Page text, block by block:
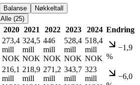
Balanse
Nøkkeltall
Alle (25)
2020 2021 2022 2023 2024 Endring
273,4
mill
NOK
324,5
mill
NOK
446
mill
NOK
528,4
mill
NOK
518,4
mill
NOK
−1,9
%
216,1
mill
218,9
mill
271,2
mill
343,7
mill
323
mill
−6,0